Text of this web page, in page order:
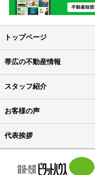
トップページ
帯広の不動産情報
スタッフ紹介
お客様の声
代表挨拶